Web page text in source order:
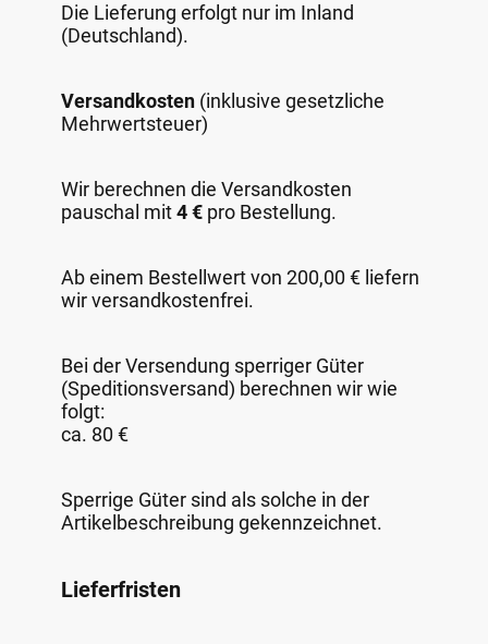
Die Lieferung erfolgt nur im Inland
(Deutschland).
Versandkosten (inklusive gesetzliche
Mehrwertsteuer)
Wir berechnen die Versandkosten
pauschal mit4 € pro Bestellung.
Ab einem Bestellwert von 200,00 € liefern
wir versandkostenfrei.
Bei der Versendung sperriger Güter
(Speditionsversand) berechnen wir wie
folgt:
ca. 80 €
Sperrige Güter sind als solche in der
Artikelbeschreibung gekennzeichnet.
Lieferfristen